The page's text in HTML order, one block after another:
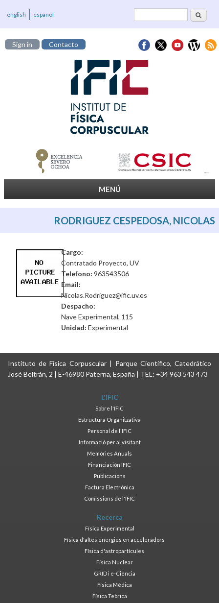
Formulari deCerca
english español
Sign in Contacto
MENÚ
RODRIGUEZ CESPEDOSA, NICOLAS
Cargo:
Contratado Proyecto, UV
Telefono: 963543506
Email:
Nicolas.Rodriguez@ific.uv.es
Despacho:
Nave Experimental, 115
Unidad: Experimental
Instituto de Física Corpuscular | Parque Científico, Catedrático
José Beltrán, 2 | E-46980 Paterna, España | TEL: +34 963 543 473
L'IFIC
Sobre l'IFIC
Estructura Organitzativa
Personal de l'IFIC
Informació per al visitant
Memòries Anuals
Financiación IFIC
Publicacions
Factura Electrònica
Comissions de l'IFIC
Recerca
Física Experimental
Física d'altes energies en acceleradors
Física d'astropartícules
Física Nuclear
GRID i e-Ciència
Física Mèdica
Física Teòrica